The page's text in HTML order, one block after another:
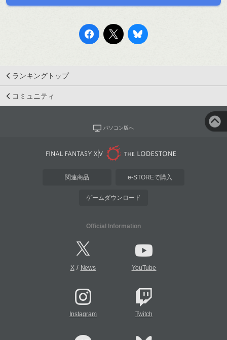
ランキングトップ
コミュニティ
パソコン版へ
関連商品 e-STOREで購入
ゲームダウンロード
Official Information
X/ News YouTube
Instagram Twitch